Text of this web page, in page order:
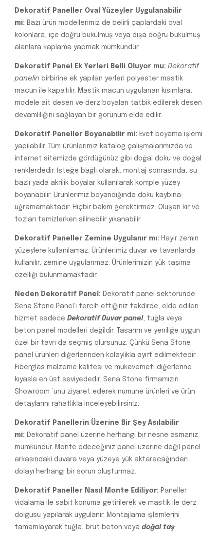
Dekoratif Paneller Oval Yüzeyler Uygulanabilir
mi: Bazı ürün modellerimiz de belirli çaplardaki oval
kolonlara, içe doğru bükülmüş veya dışa doğru bükülmüş
alanlara kaplama yapmak mümkündür.
Dekoratif Panel Ek Yerleri Belli Oluyor mu: Dekoratif
panelin birbirine ek yapılan yerleri polyester mastik
macun ile kapatılır. Mastik macun uygulanan kısımlara,
modele ait desen ve derz boyaları tatbik edilerek desen
devamlılığını sağlayan bir görünüm elde edilir.
Dekoratif Paneller Boyanabilir mi: Evet boyama işlemi
yapılabilir. Tüm ürünlerimiz katalog çalışmalarımızda ve
internet sitemizde gördüğünüz gibi doğal doku ve doğal
renklerdedir. İsteğe bağlı olarak, montaj sonrasında, su
bazlı yada akrilik boyalar kullanılarak komple yüzey
boyanabilir. Ürünlerimiz boyandığında doku kaybına
uğramamaktadır. Hiçbir bakım gerektirmez. Oluşan kir ve
tozları temizlerken silinebilir yıkanabilir.
Dekoratif Paneller Zemine Uygulanır mı: Hayır zemin
yüzeylere kullanılamaz. Ürünlerimiz duvar ve tavanlarda
kullanılır, zemine uygulanmaz. Ürünlerimizin yük taşıma
özelliği bulunmamaktadır.
Neden Dekoratif Panel: Dekoratif panel sektöründe
Sena Stone Panel’i tercih ettiğiniz takdirde, elde edilen
hizmet sadece Dekoratif Duvar panel, tuğla veya
beton panel modelleri değildir. Tasarım ve yeniliğe uygun
özel bir tavrı da seçmiş olursunuz. Çünkü Sena Stone
panel ürünleri diğerlerinden kolaylıkla ayırt edilmektedir.
Fiberglas malzeme kalitesi ve mukavemeti diğerlerine
kıyasla en üst seviyededir. Sena Stone firmamızın
Showroom ‘unu ziyaret ederek numune ürünleri ve ürün
detaylarını rahatlıkla inceleyebilirsiniz.
Dekoratif Panellerin Üzerine Bir Şey Asılabilir
mi: Dekoratif panel üzerine herhangi bir nesne asmanız
mümkündür. Monte edeceğiniz panel üzerine değil panel
arkasındaki duvara veya yüzeye yük aktaracağından
dolayı herhangi bir sorun oluşturmaz.
Dekoratif Paneller Nasıl Monte Ediliyor: Paneller
vidalama ile sabit konuma getirilerek ve mastik ile derz
dolgusu yapılarak uygulanır. Montajlama işlemlerini
tamamlayarak tuğla, brüt beton veya doğal taş